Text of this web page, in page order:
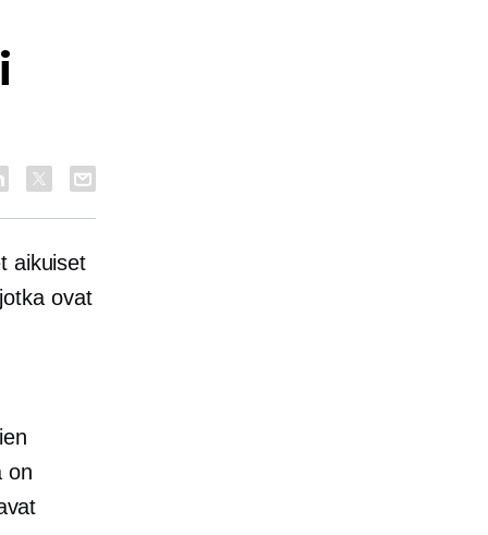
aikuiset
ovat
on